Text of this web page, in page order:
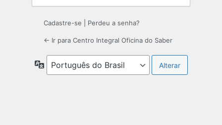
Cadastre-se Perdeu a senha?
← Ir para Centro Integral Oficina do Saber
Idioma